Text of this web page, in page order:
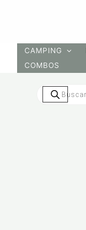
CAMPING
COMBOS
Búsqueda
productos